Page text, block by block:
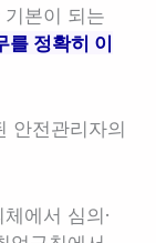
본이 되는
를 정확히 이
안전관리자의
에서 심의·